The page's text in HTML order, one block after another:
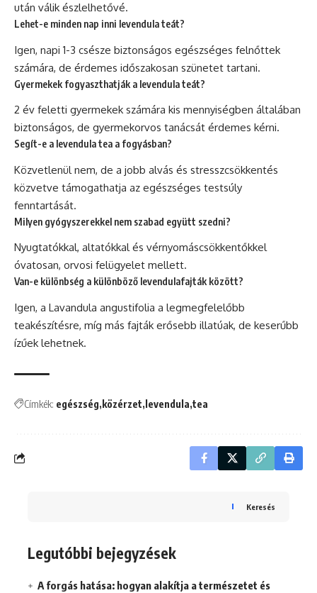
után válik észlelhetővé.
Lehet-e minden nap inni levendula teát?
Igen, napi 1-3 csésze biztonságos egészséges felnőttek
számára, de érdemes időszakosan szünetet tartani.
Gyermekek fogyaszthatják a levendula teát?
2 év feletti gyermekek számára kis mennyiségben általában
biztonságos, de gyermekorvos tanácsát érdemes kérni.
Segít-e a levendula tea a fogyásban?
Közvetlenül nem, de a jobb alvás és stresszcsökkentés
közvetve támogathatja az egészséges testsúly
fenntartását.
Milyen gyógyszerekkel nem szabad együtt szedni?
Nyugtatókkal, altatókkal és vérnyomáscsökkentőkkel
óvatosan, orvosi felügyelet mellett.
Van-e különbség a különböző levendulafajták között?
Igen, a Lavandula angustifolia a legmegfelelőbb
teakészítésre, míg más fajták erősebb illatúak, de keserűbb
ízűek lehetnek.
Címkék: egészség közérzet levendula tea
Keresés
Legutóbbi bejegyzések
A forgás hatása: hogyan alakítja a természetet és